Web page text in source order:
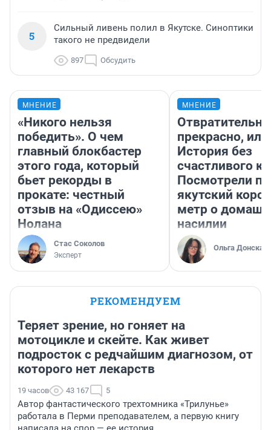
5
Сильный ливень полил в Якутске. Синоптики
такого не предвидели
897 Обсудить
МНЕНИЕ
«Никого нельзя
победить». О чем
главный блокбастер
этого года, который
бьет рекорды в
прокате: честный
отзыв на «Одиссею»
Нолана
Стас Соколов
Эксперт
МНЕНИЕ
Отвратительно
прекрасно, или
История без
счастливого
Посмотрели
якутский
метр о
насилии
Ольга Донская
РЕКОМЕНДУЕМ
Теряет зрение, но гоняет на
мотоцикле и скейте. Как живет
подросток с редчайшим диагнозом, от
которого нет лекарств
19 часов 43 167 5
Автор фантастического трехтомника «Трилунье»
работала в Перми преподавателем, а первую книгу